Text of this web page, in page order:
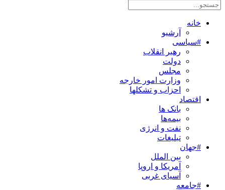
خانه
آرشیو
#سیاسی
رهبر انقلاب
دولت
مجلس
وزارت امور خارجه
احزاب و تشکلها
اقتصاد
بانک ها
بیمه‌ها
نفت و انرژی
تبلیغات
#جهان
بین الملل
آمریکا و اروپا
آسیای غربی
#جامعه